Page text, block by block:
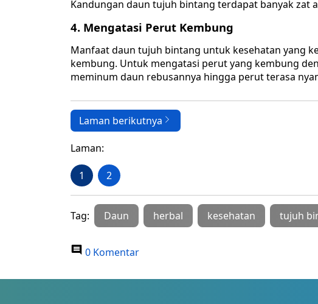
Kandungan daun tujuh bintang terdapat banyak zat
4. Mengatasi Perut Kembung
Manfaat daun tujuh bintang untuk kesehatan yang
kembung. Untuk mengatasi perut yang kembung
meminum daun rebusannya hingga perut terasa
Laman berikutnya
Laman:
1 2
Tag: Daun herbal kesehatan tujuh
0 Komentar